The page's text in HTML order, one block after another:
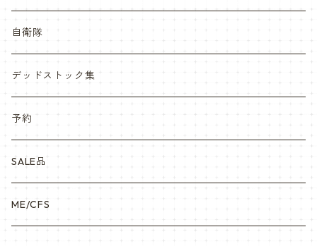
自衛隊
デッドストック集
予約
SALE品
ME/CFS